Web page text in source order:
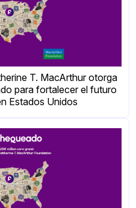
T. MacArthur otorga
para fortalecer el futuro
Estados Unidos